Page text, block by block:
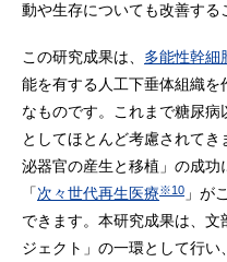
動や生存についても改善する
この研究成果は、 多能性幹細
能を有する人工下垂体組織
なものです。これまで糖尿
としてほとんど考慮されて
泌器官の産生と移植」の成
「次々世代再生医療※10 」が
できます。本研究成果は、
ジェクト」の一環として行い